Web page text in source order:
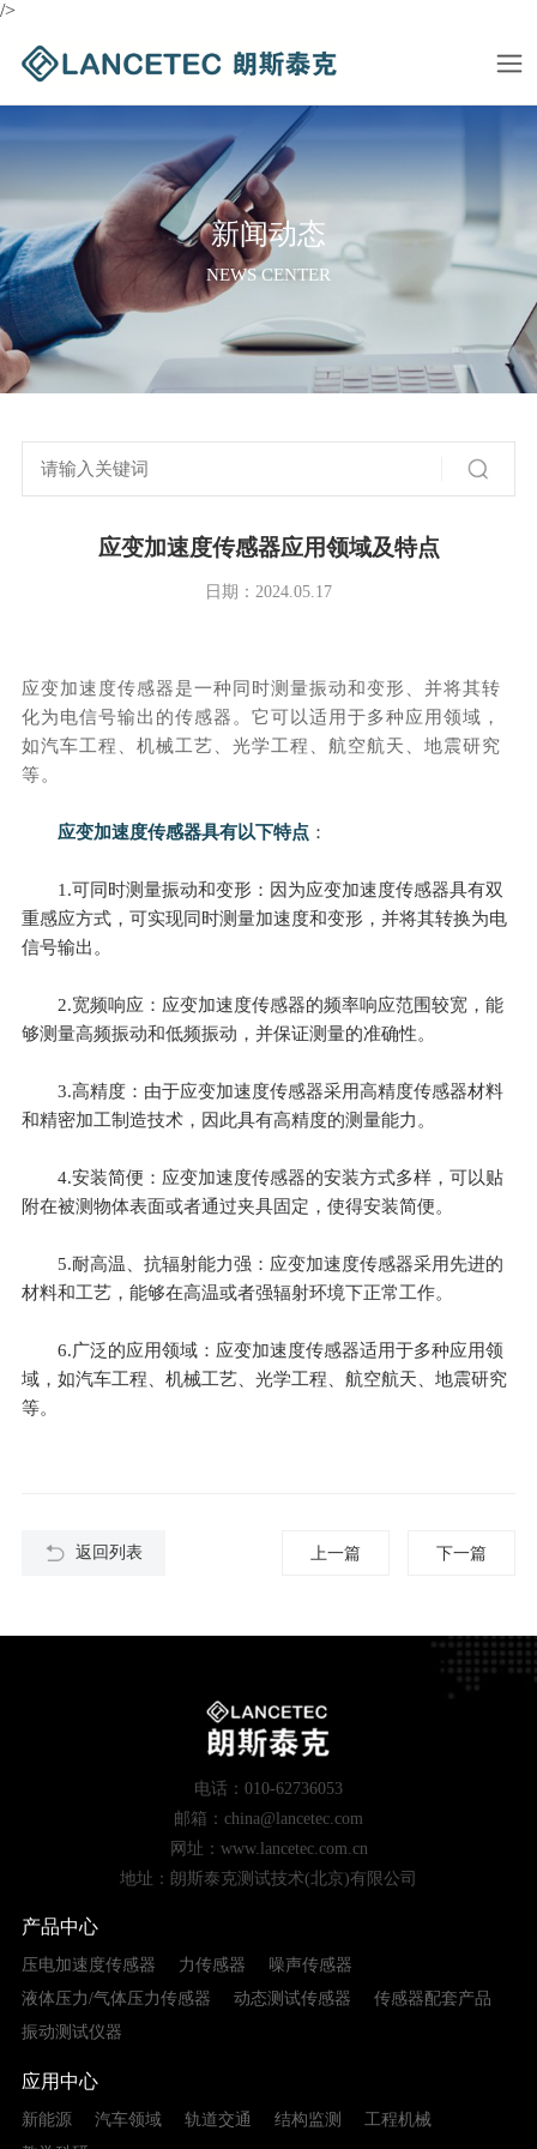
/>
新闻动态
NEWS CENTER
应变加速度传感器应用领域及特点
日期：2024.05.17
应变加速度传感器是一种同时测量振动和变形、并将其转
化为电信号输出的传感器。它可以适用于多种应用领域，
如汽车工程、机械工艺、光学工程、航空航天、地震研究
等。
应变加速度传感器具有以下特点：
1.可同时测量振动和变形：因为应变加速度传感器具有双
重感应方式，可实现同时测量加速度和变形，并将其转换为电
信号输出。
2.宽频响应：应变加速度传感器的频率响应范围较宽，能
够测量高频振动和低频振动，并保证测量的准确性。
3.高精度：由于应变加速度传感器采用高精度传感器材料
和精密加工制造技术，因此具有高精度的测量能力。
4.安装简便：应变加速度传感器的安装方式多样，可以贴
附在被测物体表面或者通过夹具固定，使得安装简便。
5.耐高温、抗辐射能力强：应变加速度传感器采用先进的
材料和工艺，能够在高温或者强辐射环境下正常工作。
6.广泛的应用领域：应变加速度传感器适用于多种应用领
域，如汽车工程、机械工艺、光学工程、航空航天、地震研究
等。
返回列表 上一篇 下一篇
电话：010-62736053
邮箱：china@lancetec.com
网址：www.lancetec.com.cn
地址：朗斯泰克测试技术(北京)有限公司
产品中心
压电加速度传感器 力传感器
噪声传感器
液体压力/气体压力传感器
动态测试传感器
传感器配套产品
振动测试仪器
应用中心
新能源 汽车领域 轨道交通 结构监测
工程机械